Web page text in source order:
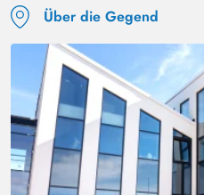
Über die Gegend